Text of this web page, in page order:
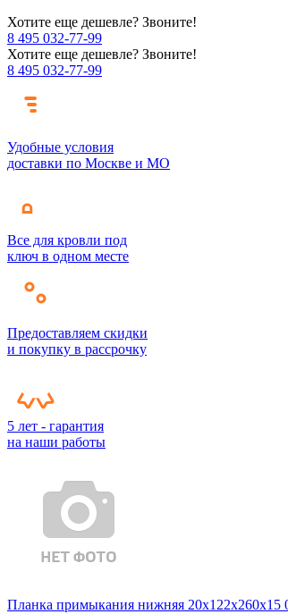
Хотите еще дешевле? Звоните!
8 495 032-77-99
Хотите еще дешевле? Звоните!
8 495 032-77-99
Удобные условия
доставки по Москве и МО
Все для кровли под
ключ в одном месте
Предоставляем скидки
и покупку в рассрочку
5 лет - гарантия
на наши работы
Планка примыкания нижняя 20х122х260х15